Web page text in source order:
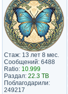
Стаж: 13 лет 8 мес.
Сообщений: 6488
Ratio: 10.999
Раздал: 22.3 TB
Поблагодарили:
249217